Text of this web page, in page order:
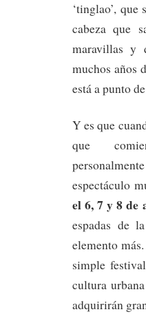
‘tinglao’,
cabeza que
maravillas y
muchos años
está a punto
Y es que
que
espectáculo
el 6, 7 y 8 de
espadas de
elemento
simple
cultura
adquirirán